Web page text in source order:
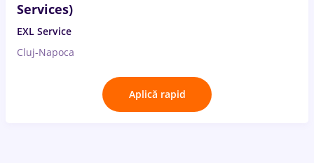
Services)
EXL Service
Cluj-Napoca
Aplică rapid